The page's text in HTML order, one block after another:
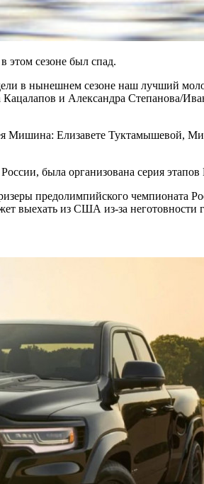
этом сезоне был спад.
в нынешнем сезоне наш лучший
и Александра Степанова/
Мишина: Елизавете Туктамышевой,
была организована серия
предолимпийского чемпионата
выехать из США из-за неготовности